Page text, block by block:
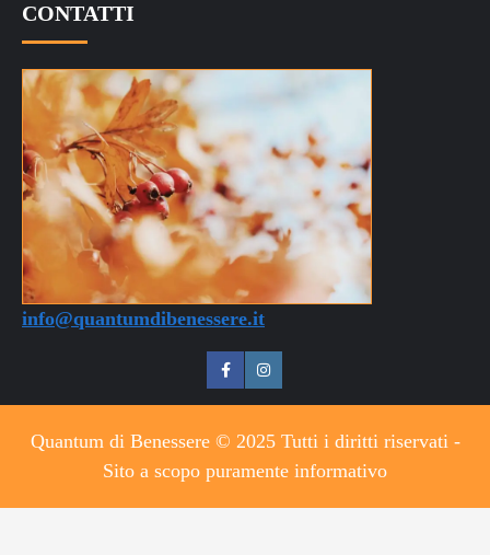
CONTATTI
info@quantumdibenessere.it
Quantum di Benessere © 2025 Tutti i diritti riservati -
Sito a scopo puramente informativo